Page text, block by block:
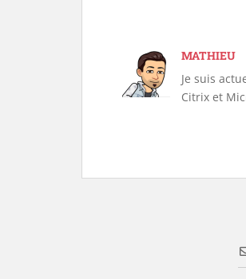
MATHIEU
Je suis
Citrix et